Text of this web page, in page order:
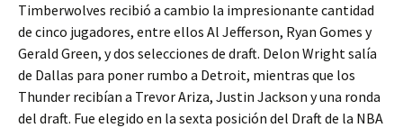
Timberwolves recibió a cambio la impresionante cantidad
de cinco jugadores, entre ellos Al Jefferson, Ryan Gomes y
Gerald Green, y dos selecciones de draft. Delon Wright salía
de Dallas para poner rumbo a Detroit, mientras que los
Thunder recibían a Trevor Ariza, Justin Jackson y una ronda
del draft. Fue elegido en la sexta posición del Draft de la NBA